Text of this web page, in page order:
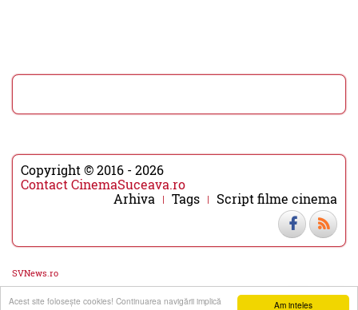
Am inteles
Acest site foloseşte cookies! Continuarea navigării implică
Copyright © 2016 - 2026
Contact CinemaSuceava.ro
Arhiva
Tags Script filme cinema
SVNews.ro
▼